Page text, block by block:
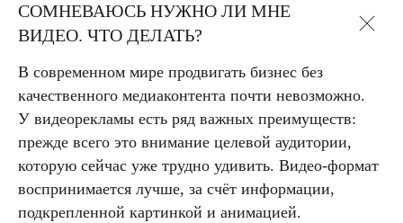
СОМНЕВАЮСЬ НУЖНО ЛИ МНЕ
ВИДЕО. ЧТО ДЕЛАТЬ?
В современном мире продвигать бизнес без
качественного медиаконтента почти невозможно.
У видеорекламы есть ряд важных преимуществ:
прежде всего это внимание целевой аудитории,
которую сейчас уже трудно удивить. Видео-формат
воспринимается лучше, за счёт информации,
подкрепленной картинкой и анимацией.